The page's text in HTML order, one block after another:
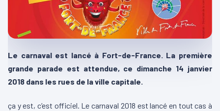
Le carnaval est lancé à Fort-de-France. La première
grande parade est attendue, ce dimanche 14 janvier
2018 dans les rues de la ville capitale.
ça y est, c’est officiel. Le carnaval 2018 est lancé en tout cas à